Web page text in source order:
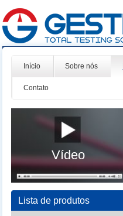
Início Sobre nós
Contato
Vídeo
Lista de produtos